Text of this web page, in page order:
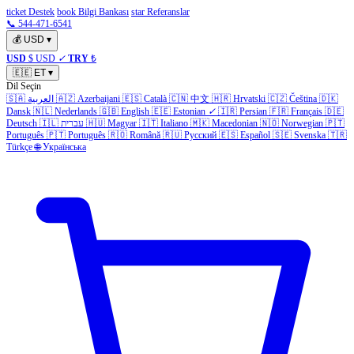
ticket Destek book Bilgi Bankası star Referanslar
📞 544-471-6541
💰 USD ▾
USD $ USD ✓ TRY ₺
🇪🇪 ET ▾
Dil Seçin
🇸🇦 العربية 🇦🇿 Azerbaijani 🇪🇸 Català 🇨🇳 中文 🇭🇷 Hrvatski 🇨🇿 Čeština 🇩🇰
Dansk 🇳🇱 Nederlands 🇬🇧 English 🇪🇪 Estonian ✓ 🇮🇷 Persian 🇫🇷 Français 🇩🇪
Deutsch 🇮🇱 עברית 🇭🇺 Magyar 🇮🇹 Italiano 🇲🇰 Macedonian 🇳🇴 Norwegian 🇵🇹
Português 🇵🇹 Português 🇷🇴 Română 🇷🇺 Русский 🇪🇸 Español 🇸🇪 Svenska 🇹🇷
Türkçe 🌐 Українська